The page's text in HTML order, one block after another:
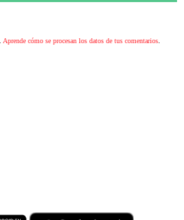
Aprende cómo se procesan los datos de tus comentarios